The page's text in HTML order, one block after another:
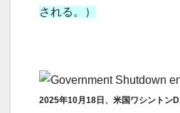
される。）
2025年10月18日、米国ワシントン